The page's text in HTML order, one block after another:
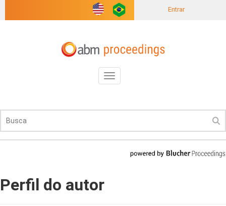
Entrar
Toggle
navigation
Perfil do autor